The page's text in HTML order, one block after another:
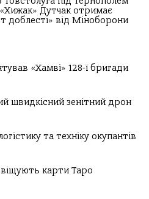
Дутчак отримає
доблесті» від Міноборони
«Хамві» 128-ї бригади
швидкісний зенітний дрон
та техніку окупантів
карти Таро